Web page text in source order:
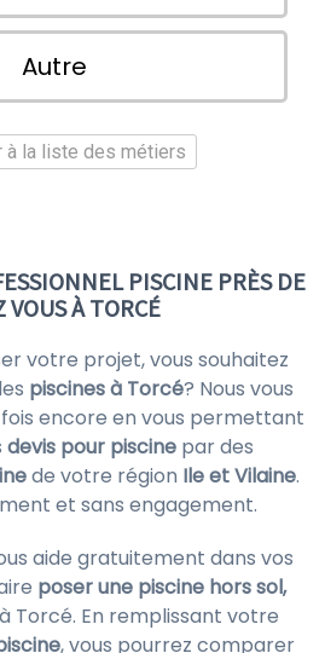
Autre
à la liste des métiers
PISCINE PRÈS DE
VOUS À TORCÉ
votre projet, vous souhaitez
piscines à Torcé? Nous vous
encore en vous permettant
devis pour piscine par des
de votre région Ile et Vilaine.
et sans engagement.
aide gratuitement dans vos
poser une piscine hors sol,
Torcé. En remplissant votre
, vous pourrez comparer